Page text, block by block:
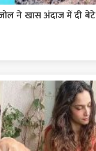
ने खास अंदाज में दी